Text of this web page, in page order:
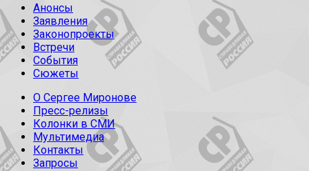
Анонсы
Заявления
Законопроекты
Встречи
События
Сюжеты
О Сергее Миронове
Пресс-релизы
Колонки в СМИ
Мультимедиа
Контакты
Запросы